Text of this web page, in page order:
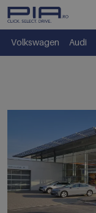
Volkswagen Audi